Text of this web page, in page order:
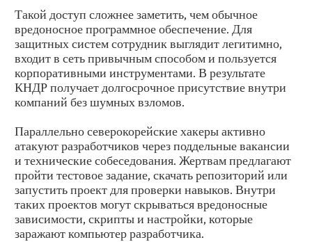
Такой доступ сложнее заметить, чем обычное
вредоносное программное обеспечение. Для
защитных систем сотрудник выглядит легитимно,
входит в сеть привычным способом и пользуется
корпоративными инструментами. В результате
КНДР получает долгосрочное присутствие внутри
компаний без шумных взломов.
Параллельно северокорейские хакеры активно
атакуют разработчиков через поддельные вакансии
и технические собеседования. Жертвам предлагают
пройти тестовое задание, скачать репозиторий или
запустить проект для проверки навыков. Внутри
таких проектов могут скрываться вредоносные
зависимости, скрипты и настройки, которые
заражают компьютер разработчика.